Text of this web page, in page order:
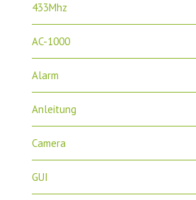
433Mhz
AC-1000
Alarm
Anleitung
Camera
GUI